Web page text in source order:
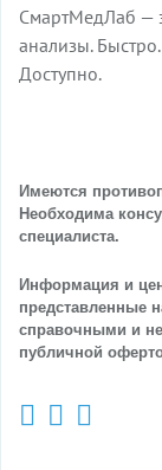
СмартМедЛаб —
анализы.
Доступно.
Имеются
Необходима
специалиста.
Информация и
представленные
справочными и
публичной